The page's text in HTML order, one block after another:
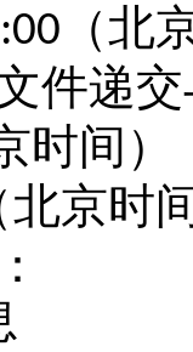
（北
件递
时间）
北京时